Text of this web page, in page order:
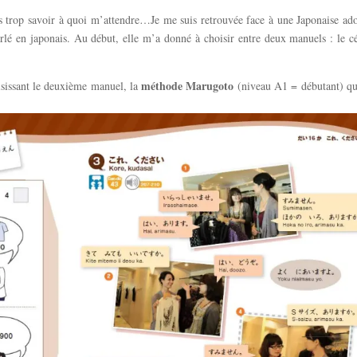
savoir à quoi m’attendre…Je me suis retrouvée face à une Japonaise
en japonais. Au début, elle m’a donné à choisir entre deux manuels : le
le deuxième manuel, laméthode Marugoto (niveau A1 = débutant)